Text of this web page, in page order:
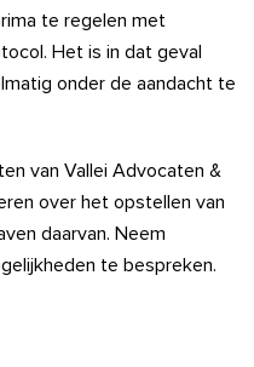
te regelen met
Het is in dat geval
onder de aandacht te
van Vallei Advocaten &
over het opstellen van
daarvan. Neem
te bespreken.